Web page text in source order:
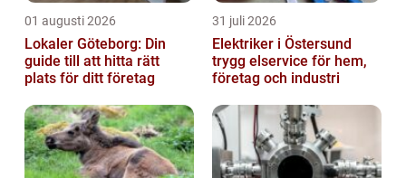
01 augusti 2026
Lokaler Göteborg: Din
guide till att hitta rätt
plats för ditt företag
31 juli 2026
Elektriker i Östersund
trygg elservice för hem,
företag och industri